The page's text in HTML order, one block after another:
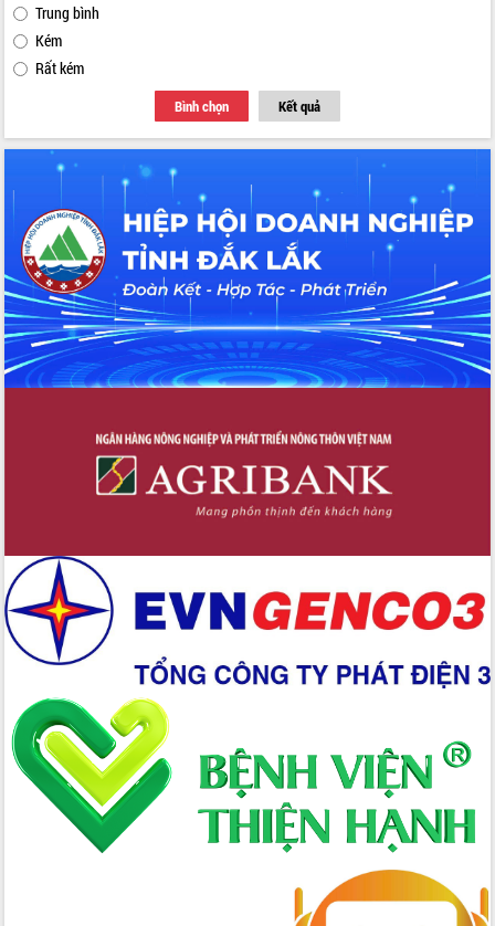
Trung bình
Kém
Rất kém
Bình chọn Kết quả